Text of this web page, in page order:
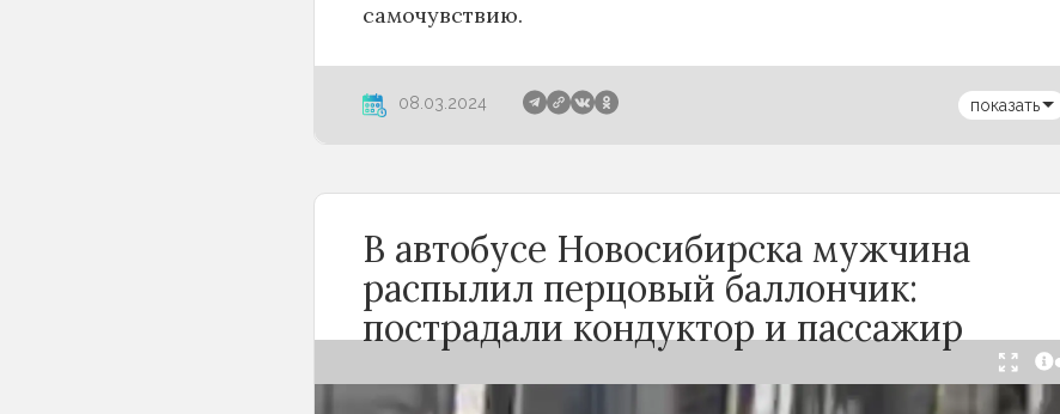
самочувствию.
08.03.2024 показать
В автобусе Новосибирска мужчина
распылил перцовый баллончик:
пострадали кондуктор и пассажир
Вечером 24 сентября в салоне автобуса маршрута №18 в